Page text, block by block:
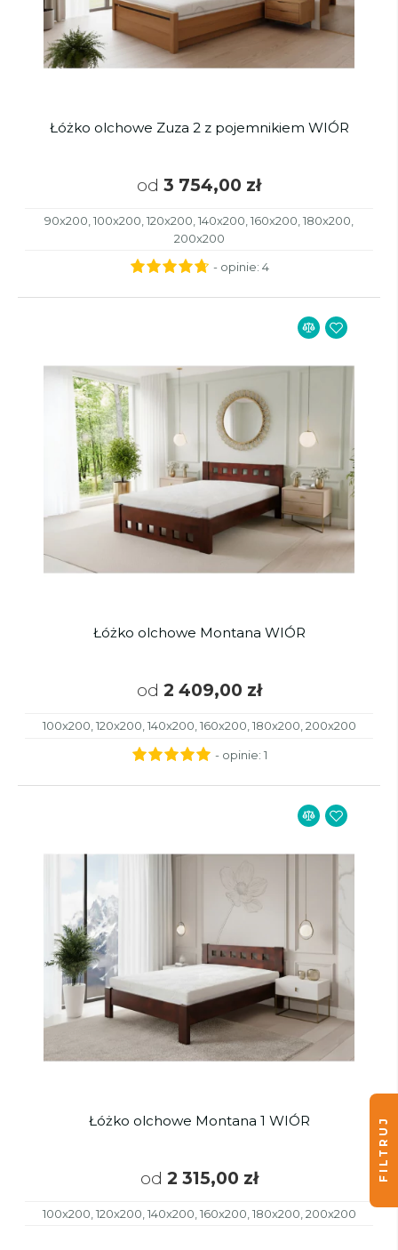
Łóżko olchowe Zuza 2 z pojemnikiem WIÓR
od 3 754,00 zł
90x200, 100x200, 120x200, 140x200, 160x200, 180x200,
200x200
- opinie: 4
Łóżko olchowe Montana WIÓR
od 2 409,00 zł
100x200, 120x200, 140x200, 160x200, 180x200, 200x200
- opinie: 1
Łóżko olchowe Montana 1 WIÓR
od 2 315,00 zł
100x200, 120x200, 140x200, 160x200, 180x200, 200x200
FILTRUJ